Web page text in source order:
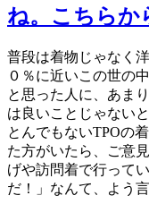
ね。こちらか
普段は着物じゃなく
０％に近いこの世の
と思った人に、あま
は良いことじゃない
とんでもないTPOの
た方がいたら、ご意
げや訪問着で行って
だ！」なんて、よう